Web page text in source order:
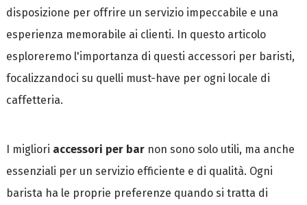
disposizione per offrire un servizio impeccabile e una
esperienza memorabile ai clienti. In questo articolo
esploreremo l'importanza di questi accessori per baristi,
focalizzandoci su quelli must-have per ogni locale di
caffetteria.
I migliori accessori per barnon sono solo utili, ma anche
essenziali per un servizio efficiente e di qualità. Ogni
barista ha le proprie preferenze quando si tratta di